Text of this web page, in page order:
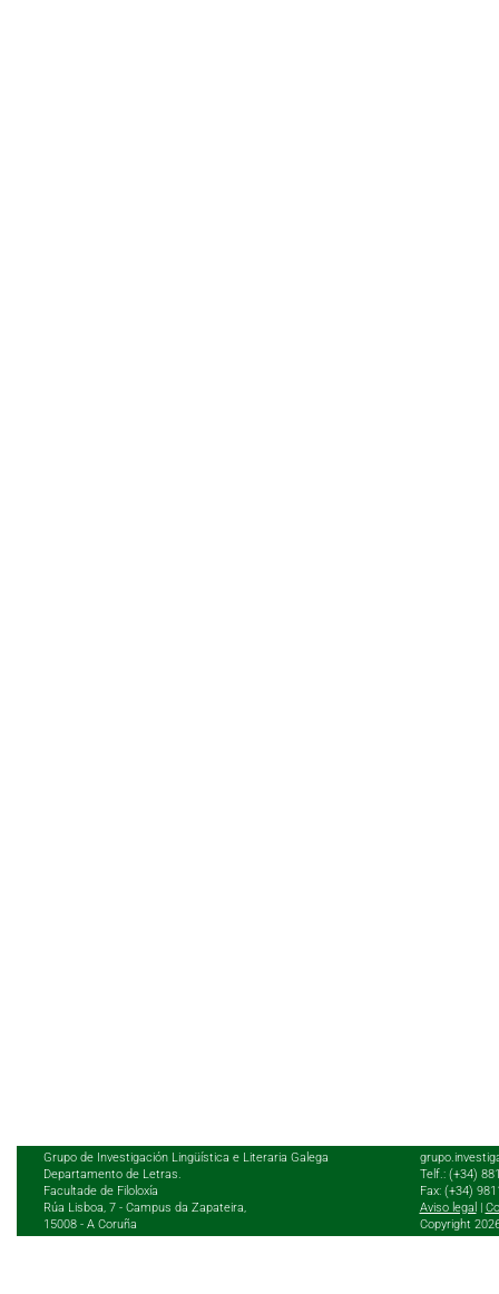
Grupo de Investigación Lingüística e Literaria Galega
Departamento de Letras.
Facultade de Filoloxía
Rúa Lisboa, 7 - Campus da Zapateira,
15008 - A Coruña
Telf.: (+34)
Fax: (+34)
Aviso legal
Copyright